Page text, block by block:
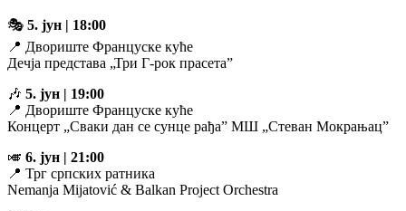
🎭 5. јун | 18:00
📍 Двориште Француске куће
Дечја представа „Три Г-рок прасета”
🎶 5. јун | 19:00
📍 Двориште Француске куће
Концерт „Сваки дан се сунце рађа” МШ „Стеван Мокрањац”
🎺 6. јун | 21:00
📍 Трг српских ратника
Nemanja Mijatović & Balkan Project Orchestra